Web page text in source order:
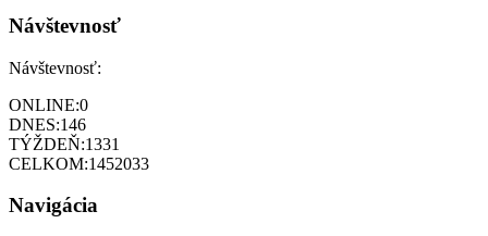
Návštevnosť
Návštevnosť:
ONLINE:0
DNES:146
TÝŽDEŇ:1331
CELKOM:1452033
Navigácia